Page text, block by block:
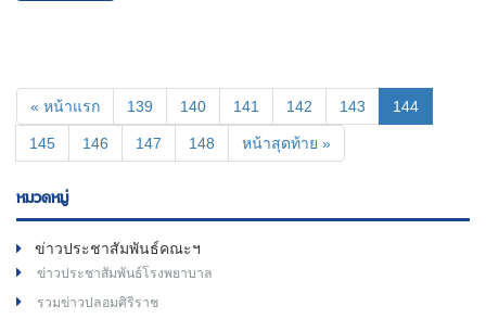
« หน้าแรก 139 140 141 142 143 144(current)
145 146 147 148 หน้าสุดท้าย »
หมวดหมู่
ข่าวประชาสัมพันธ์คณะฯ
ข่าวประชาสัมพันธ์โรงพยาบาล
รวมข่าวปลอมศิริราช